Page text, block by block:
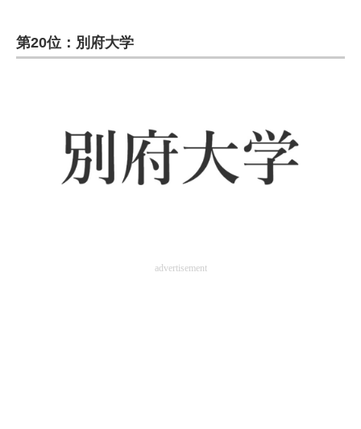
エネルギーの専門メディア
第20位：別府大学
advertisement